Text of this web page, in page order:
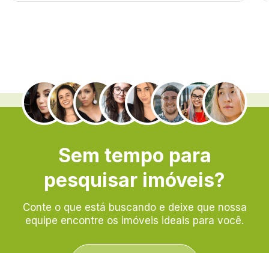
.
Sem tempo para
pesquisar imóveis?
Conte o que está buscando e deixe que nossa
equipe encontre os imóveis ideais para você.